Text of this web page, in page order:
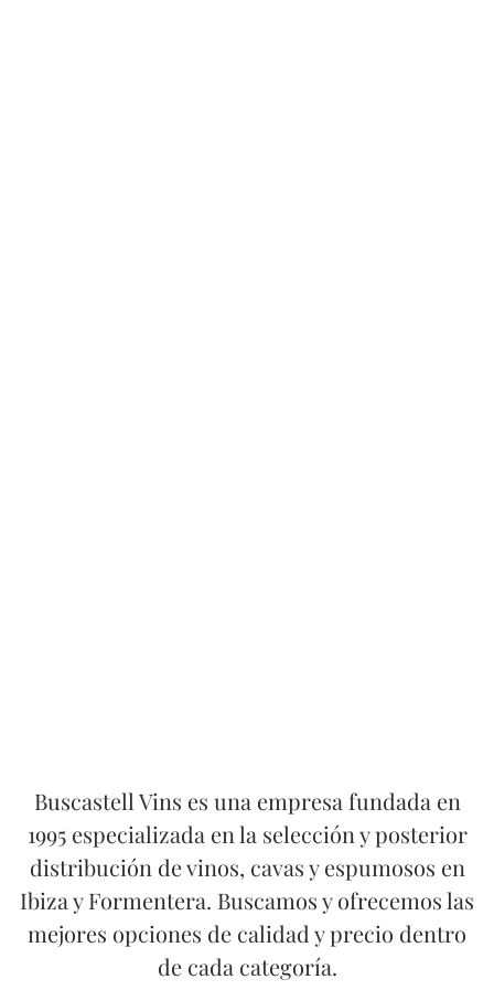
Buscastell Vins es una empresa fundada en
1995 especializada en la selección y posterior
distribución de vinos, cavas y espumosos en
Ibiza y Formentera. Buscamos y ofrecemos las
mejores opciones de calidad y precio dentro
de cada categoría.